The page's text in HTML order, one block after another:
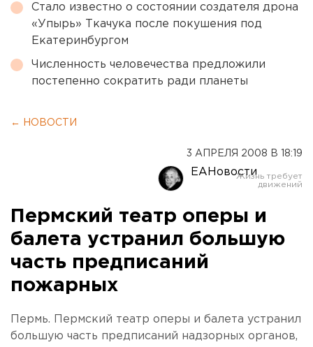
Стало известно о состоянии создателя дрона
«Упырь» Ткачука после покушения под
Екатеринбургом
Численность человечества предложили
постепенно сократить ради планеты
← НОВОСТИ
3 АПРЕЛЯ 2008 В 18:19
ЕАНовости
Пермский театр оперы и
балета устранил большую
часть предписаний
пожарных
Пермь. Пермский театр оперы и балета устранил
большую часть предписаний надзорных органов,